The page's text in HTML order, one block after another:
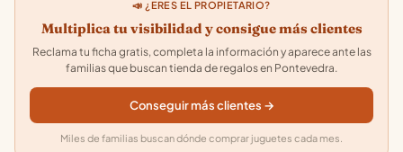
📣 ¿ERES EL PROPIETARIO?
Multiplica tu visibilidad y consigue más clientes
Reclama tu ficha gratis, completa la información y aparece ante las
familias que buscan tienda de regalos en Pontevedra.
Conseguir más clientes →
Miles de familias buscan dónde comprar juguetes cada mes.